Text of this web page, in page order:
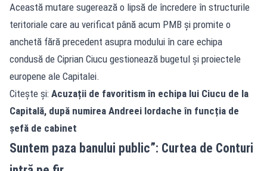
Această mutare sugerează o lipsă de încredere în structurile
teritoriale care au verificat până acum PMB și promite o
anchetă fără precedent asupra modului în care echipa
condusă de Ciprian Ciucu gestionează bugetul și proiectele
europene ale Capitalei.
Citește și: Acuzații de favoritism în echipa lui Ciucu de la
Capitală, după numirea Andreei Iordache în funcția de
șefă de cabinet
Suntem paza banului public”: Curtea de Conturi